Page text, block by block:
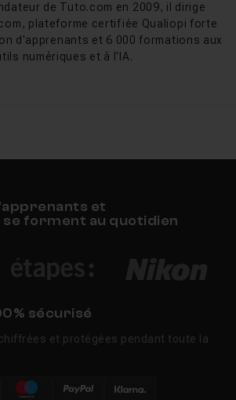
d'un tutoriel portant surRPG
sur Tuto.com nos cours qui vous
vos propres jeux vidéo !
de Tuto.com en 2009, il dirige
plateforme certifiée Qualiopi forte
d'apprenants et 6 000 formations aux
numériques et à l'IA.
et
forment au quotidien
sécurisé
et protégées pendant toute la